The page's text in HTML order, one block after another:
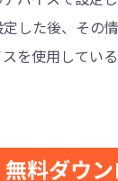
した後、その
を使用してい